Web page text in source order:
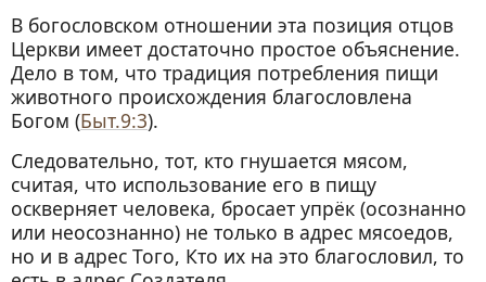
В богословском отношении эта позиция отцов
Церкви имеет достаточно простое объяснение.
Дело в том, что традиция потребления пищи
животного происхождения благословлена
Богом (Быт.9:3).
Следовательно, тот, кто гнушается мясом,
считая, что использование его в пищу
оскверняет человека, бросает упрёк (осознанно
или неосознанно) не только в адрес мясоедов,
но и в адрес Того, Кто их на это благословил, то